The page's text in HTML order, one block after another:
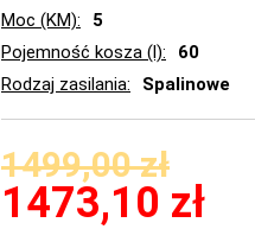
Moc (KM)
5
Pojemność kosza (l)
60
Rodzaj zasilania
Spalinowe
1499,00zł
1473,10 zł